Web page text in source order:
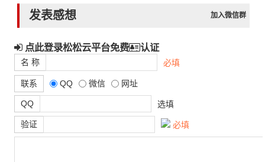
发表感想 加入微信群
点此登录松松云平台免费 认证
名 称 必填
联系 QQ 微信 网址
QQ 选填
验证 必填